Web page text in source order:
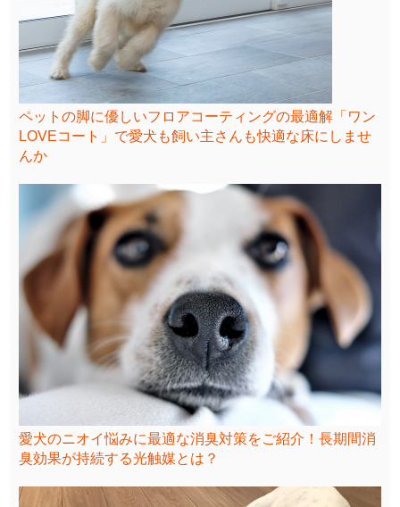
ペットの脚に優しいフロアコーティングの最適解「ワン
LOVEコート」で愛犬も飼い主さんも快適な床にしませ
んか
愛犬のニオイ悩みに最適な消臭対策をご紹介！長期間消
臭効果が持続する光触媒とは？